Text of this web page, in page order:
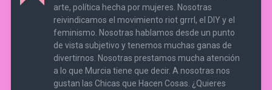
arte, política hecha por mujeres. Nosotras
reivindicamos el movimiento riot grrrl, el DIY y el
feminismo. Nosotras hablamos desde un punto
de vista subjetivo y tenemos muchas ganas de
divertirnos. Nosotras prestamos mucha atención
a lo que Murcia tiene que decir. A nosotras nos
gustan las Chicas que Hacen Cosas. ¿Quieres